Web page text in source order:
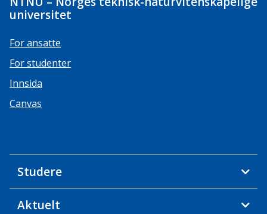
universitet
For ansatte
For studenter
Innsida
Canvas
Studere
Aktuelt